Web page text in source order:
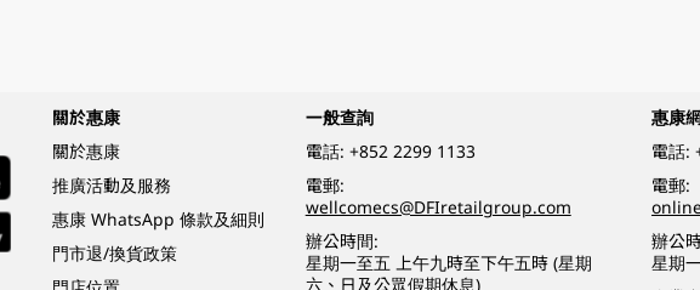
關於惠康
關於惠康
推廣活動及服務
惠康 WhatsApp 條款及細則
門市退/換貨政策
一般查詢
電話: +852 2299 1133
電郵:
wellcomecs@DFIretailgroup.com
辦公時間:
星期一至五 上午九時至下午五時 (星期
六、日及公眾假期休息)
惠康
電話:
電郵:
辦公
星期